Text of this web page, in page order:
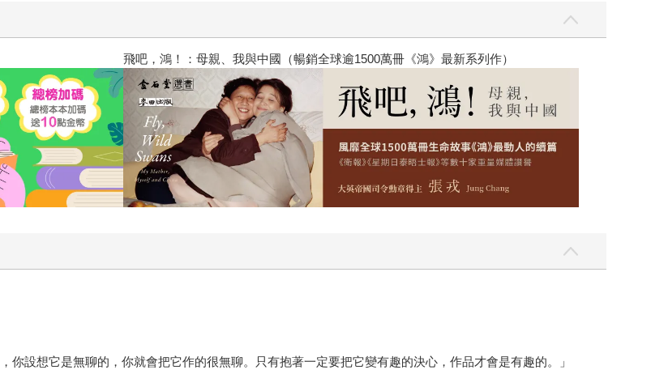
飛吧，鴻！：母親、我與中國（暢銷全球逾1500萬冊《鴻》最新系列作）
設想它是無聊的，你就會把它作的很無聊。只有抱著一定要把它變有趣的決心，作品才會是有趣的。」